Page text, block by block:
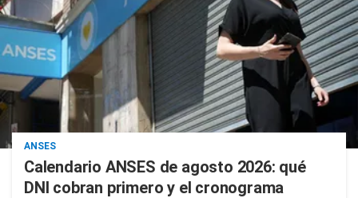
ANSES
Calendario ANSES de agosto 2026: qué
DNI cobran primero y el cronograma